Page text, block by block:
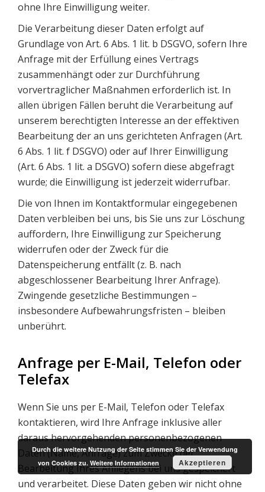
ohne Ihre Einwilligung weiter.
Die Verarbeitung dieser Daten erfolgt auf
Grundlage von Art. 6 Abs. 1 lit. b DSGVO, sofern Ihre
Anfrage mit der Erfüllung eines Vertrags
zusammenhängt oder zur Durchführung
vorvertraglicher Maßnahmen erforderlich ist. In
allen übrigen Fällen beruht die Verarbeitung auf
unserem berechtigten Interesse an der effektiven
Bearbeitung der an uns gerichteten Anfragen (Art.
6 Abs. 1 lit. f DSGVO) oder auf Ihrer Einwilligung
(Art. 6 Abs. 1 lit. a DSGVO) sofern diese abgefragt
wurde; die Einwilligung ist jederzeit widerrufbar.
Die von Ihnen im Kontaktformular eingegebenen
Daten verbleiben bei uns, bis Sie uns zur Löschung
auffordern, Ihre Einwilligung zur Speicherung
widerrufen oder der Zweck für die
Datenspeicherung entfällt (z. B. nach
abgeschlossener Bearbeitung Ihrer Anfrage).
Zwingende gesetzliche Bestimmungen –
insbesondere Aufbewahrungsfristen – bleiben
unberührt.
Anfrage per E-Mail, Telefon oder
Telefax
Wenn Sie uns per E-Mail, Telefon oder Telefax
kontaktieren, wird Ihre Anfrage inklusive aller
daraus hervorgehenden personenbezogenen
Daten (Name, Anfrage) zum Zwecke der
Bearbeitung Ihres Anliegens bei uns gespeichert
und verarbeitet. Diese Daten geben wir nicht ohne
Durch die weitere Nutzung der Seite stimmen Sie der Verwendung
von Cookies zu. Weitere Informationen Akzeptieren